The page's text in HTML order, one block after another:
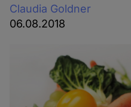
Claudia Goldner
06.08.2018